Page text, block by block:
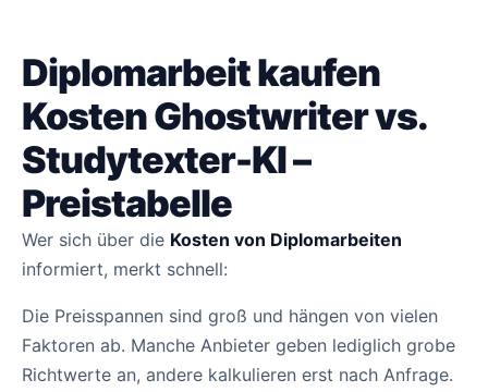
Diplomarbeit kaufen
Kosten Ghostwriter vs.
Studytexter-KI –
Preistabelle
Wer sich über die Kosten von Diplomarbeiten
informiert, merkt schnell:
Die Preisspannen sind groß und hängen von vielen
Faktoren ab. Manche Anbieter geben lediglich grobe
Richtwerte an, andere kalkulieren erst nach Anfrage.